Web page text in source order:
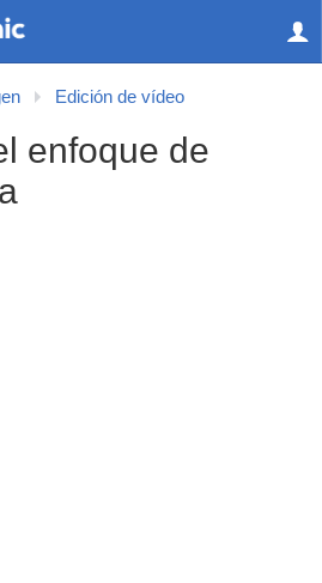
Edición de vídeo
enfoque de